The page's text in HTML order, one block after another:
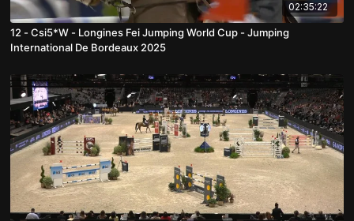
02:35:22
12 - Csi5*W - Longines Fei Jumping World Cup - Jumping
International De Bordeaux 2025